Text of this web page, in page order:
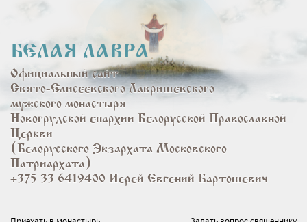
основному
содержанию
БЕЛАЯ ЛАВРА
Официальный сайт
Свято-Елисеевского Лавришевского
мужского монастыря
Новогрудской епархии Белорусской Православной
Церкви
(Белорусского Экзархата Московского
Патриархата)
+375 33 6419400 Иерей Евгений Бартошевич